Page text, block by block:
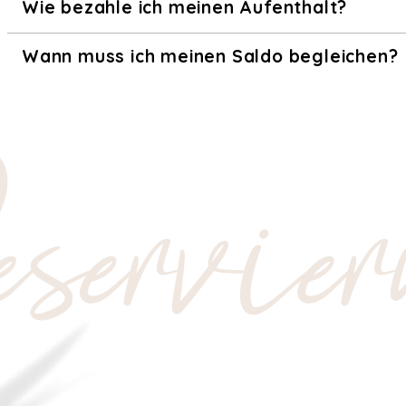
Wie bezahle ich meinen Aufenthalt?
Wann muss ich meinen Saldo begleichen?